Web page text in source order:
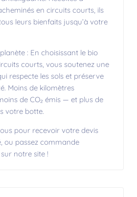
en circuits courts, ils
leurs bienfaits jusqu’à votre
: En choisissant le bio
courts, vous soutenez une
respecte les sols et préserve
Moins de kilomètres
de CO₂ émis — et plus de
votre botte.
pour recevoir votre devis
ou passez commande
notre site !